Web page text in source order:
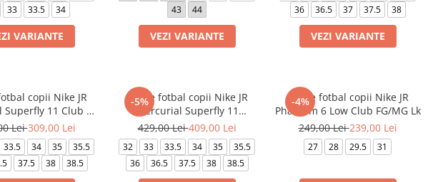
33 33.5 34
VARIANTE
43
44
VEZI VARIANTE
36
36.5 37 37.5 38
VEZI VARIANTE
copii Nike JR
11 Club TF
Mbappé
Lei309,00 Lei
33.5 34 35
35.5
37.5 38 38.5
-5%
Ghete fotbal copii Nike JR
Mercurial Superfly 11
Academy TF Kylian Mbappé
429,00 Lei409,00 Lei
32 33 33.5 34 35
35.5
36
36.5 37.5 38 38.5
-4%
Ghete fotbal copii Nike JR
Phantom 6 Low Club FG/MG Lk
249,00 Lei239,00 Lei
27 28 29.5 31